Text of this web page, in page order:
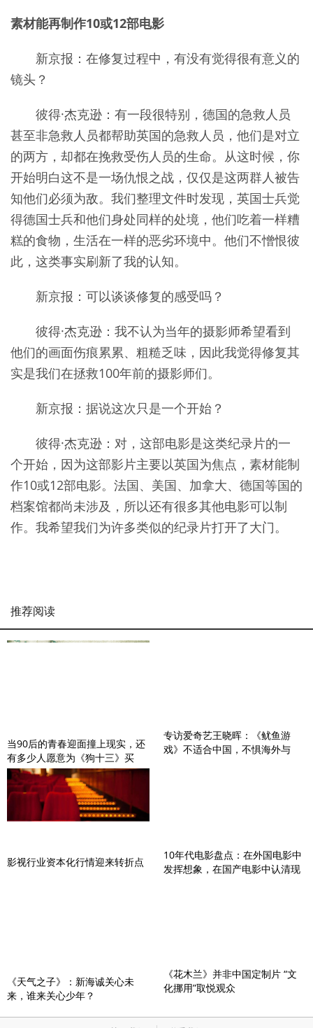
素材能再制作10或12部电影
新京报：在修复过程中，有没有觉得很有意义的
镜头？
彼得·杰克逊：有一段很特别，德国的急救人员
甚至非急救人员都帮助英国的急救人员，他们是对立
的两方，却都在挽救受伤人员的生命。从这时候，你
开始明白这不是一场仇恨之战，仅仅是这两群人被告
知他们必须为敌。我们整理文件时发现，英国士兵觉
得德国士兵和他们身处同样的处境，他们吃着一样糟
糕的食物，生活在一样的恶劣环境中。他们不憎恨彼
此，这类事实刷新了我的认知。
新京报：可以谈谈修复的感受吗？
彼得·杰克逊：我不认为当年的摄影师希望看到
他们的画面伤痕累累、粗糙乏味，因此我觉得修复其
实是我们在拯救100年前的摄影师们。
新京报：据说这次只是一个开始？
彼得·杰克逊：对，这部电影是这类纪录片的一
个开始，因为这部影片主要以英国为焦点，素材能制
作10或12部电影。法国、美国、加拿大、德国等国的
档案馆都尚未涉及，所以还有很多其他电影可以制
作。我希望我们为许多类似的纪录片打开了大门。
推荐阅读
当90后的青春迎面撞上现实，还
有多少人愿意为《狗十三》买
单？
影视行业资本化行情迎来转折点
《天气之子》：新海诚关心未
来，谁来关心少年？
专访爱奇艺王晓晖：《鱿鱼游
戏》不适合中国，不惧海外与
10年代电影盘点：在外国电影中
发挥想象，在国产电影中认清现
《花木兰》并非中国定制片 “文
化挪用”取悦观众